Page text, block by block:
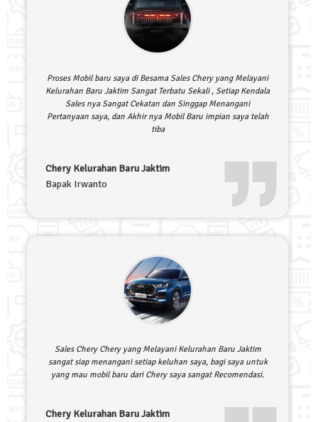
Proses Mobil baru saya di Besama Sales Chery yang Melayani
Kelurahan Baru Jaktim Sangat Terbatu Sekali , Setiap Kendala
Sales nya Sangat Cekatan dan Singgap Menangani
Pertanyaan saya, dan Akhir nya Mobil Baru impian saya telah
tiba
Chery Kelurahan Baru Jaktim
Bapak Irwanto
Sales Chery Chery yang Melayani Kelurahan Baru Jaktim
sangat siap menangani setiap keluhan saya, bagi saya untuk
yang mau mobil baru dari Chery saya sangat Recomendasi.
Chery Kelurahan Baru Jaktim